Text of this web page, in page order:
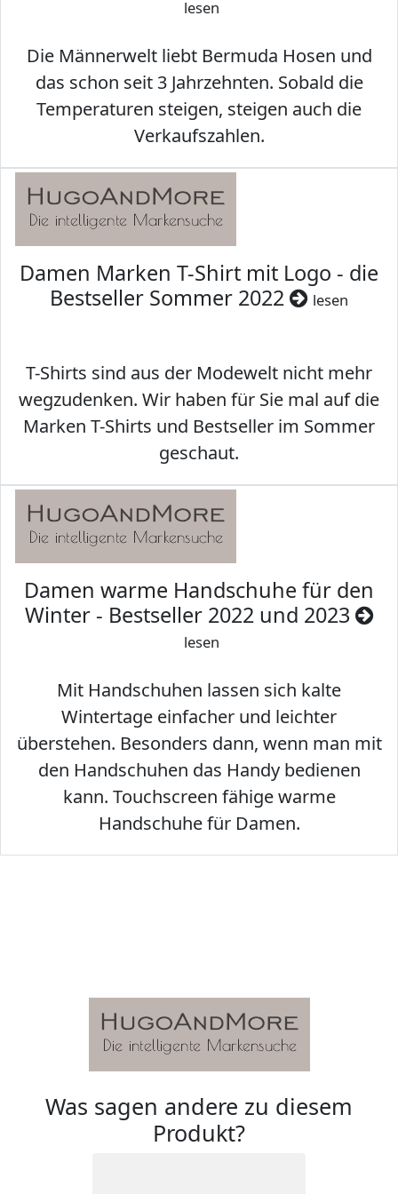
lesen
Die Männerwelt liebt Bermuda Hosen und
das schon seit 3 Jahrzehnten. Sobald die
Temperaturen steigen, steigen auch die
Verkaufszahlen.
Damen Marken T-Shirt mit Logo - die
Bestseller Sommer 2022
lesen
T-Shirts sind aus der Modewelt nicht mehr
wegzudenken. Wir haben für Sie mal auf die
Marken T-Shirts und Bestseller im Sommer
geschaut.
Damen warme Handschuhe für den
Winter - Bestseller 2022 und 2023
lesen
Mit Handschuhen lassen sich kalte
Wintertage einfacher und leichter
überstehen. Besonders dann, wenn man mit
den Handschuhen das Handy bedienen
kann. Touchscreen fähige warme
Handschuhe für Damen.
Was sagen andere zu diesem
Produkt?